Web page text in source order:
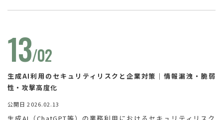
ください。
13/02
生成AI利用のセキュリティリスクと企業対策｜情報漏洩・脆弱
性・攻撃高度化
公開日 2026.02.13